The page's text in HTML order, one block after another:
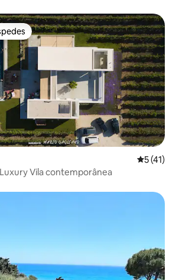
5 de uma
5 (41)
Vila contemporânea